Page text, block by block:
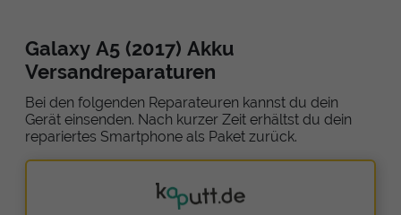
Galaxy A5 (2017) Akku
Versandreparaturen
Bei den folgenden Reparateuren kannst du dein
Gerät einsenden. Nach kurzer Zeit erhältst du dein
repariertes Smartphone als Paket zurück.